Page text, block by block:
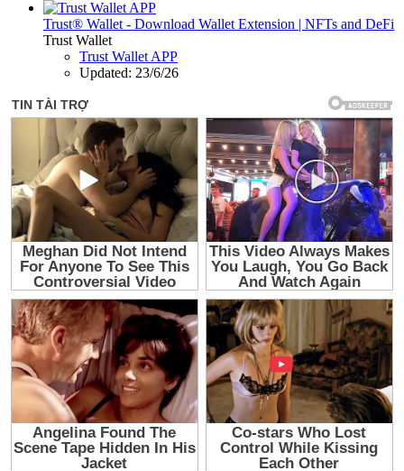
Trust® Wallet - Download Wallet Extension | NFTs and DeFi
Trust Wallet
Trust Wallet APP
Updated: 23/6/26